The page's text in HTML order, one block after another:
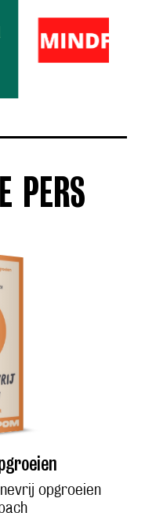
PERS
opgroeien